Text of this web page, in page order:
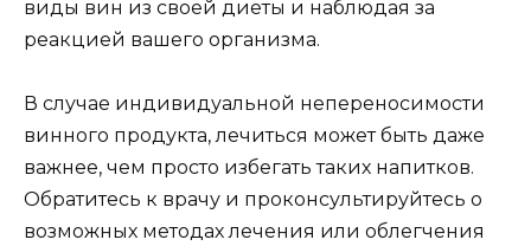
виды вин из своей диеты и наблюдая за
реакцией вашего организма.
В случае индивидуальной непереносимости
винного продукта, лечиться может быть даже
важнее, чем просто избегать таких напитков.
Обратитесь к врачу и проконсультируйтесь о
возможных методах лечения или облегчения